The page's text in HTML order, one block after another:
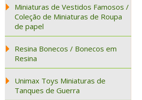
Miniaturas de Vestidos Famosos /
Coleção de Miniaturas de Roupa
de papel
Resina Bonecos / Bonecos em
Resina
Unimax Toys Miniaturas de
Tanques de Guerra